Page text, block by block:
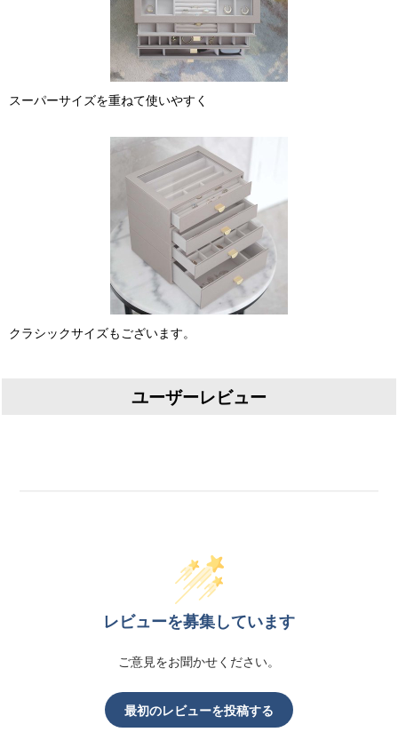
スーパーサイズを重ねて使いやすく
クラシックサイズもございます。
ユーザーレビュー
レビューを募集しています
ご意見をお聞かせください。
最初のレビューを投稿する